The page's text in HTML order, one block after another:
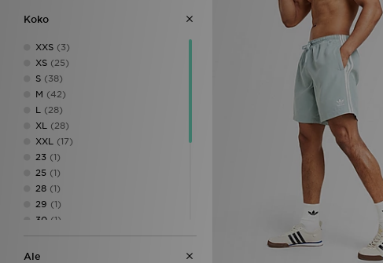
Koko
XXS (3)
XS (25)
S (38)
M (42)
L
(28)
XL
(28)
XXL
(17)
23 (1)
25 (1)
28 (1)
29 (1)
30 (1)
31(1)
Ale